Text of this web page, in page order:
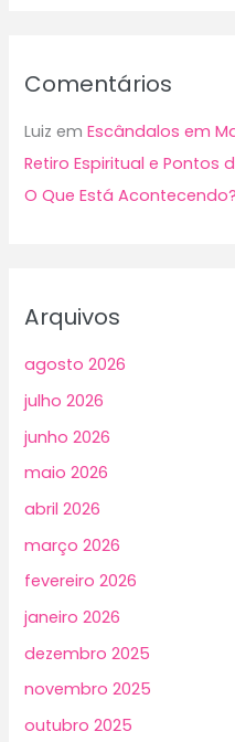
Comentários
Luiz emEscândalos em
Retiro Espiritual e Pontos
O Que Está Acontecendo?
Arquivos
agosto 2026
julho 2026
junho 2026
maio 2026
abril 2026
março 2026
fevereiro 2026
janeiro 2026
dezembro 2025
novembro 2025
outubro 2025